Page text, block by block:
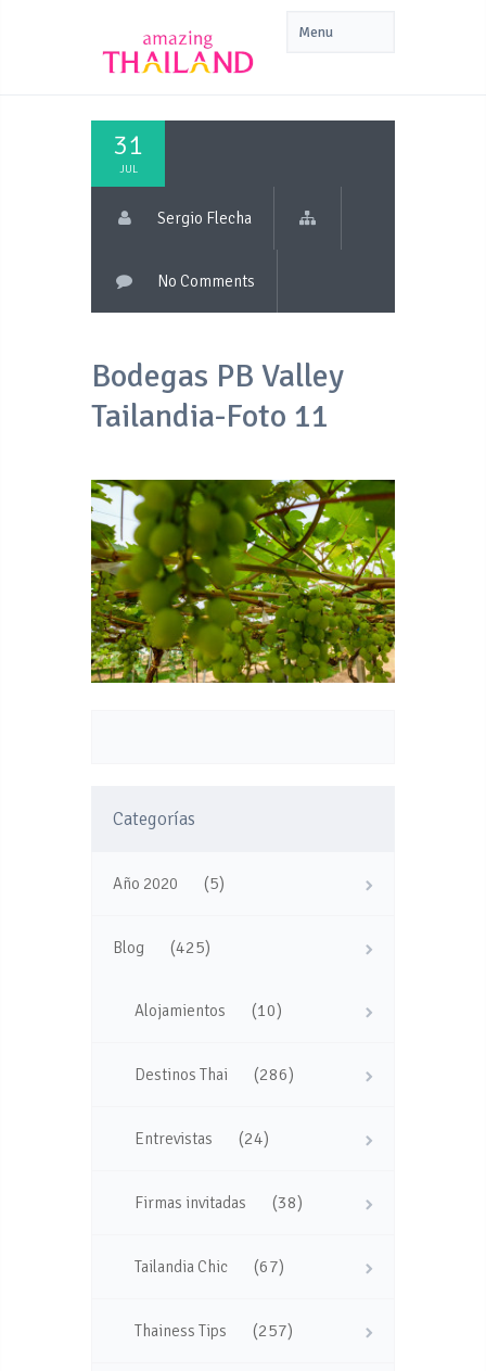
31
JUL
Sergio Flecha
No Comments
Bodegas PB Valley
Tailandia-Foto 11
Categorías
Año 2020 (5)
Blog (425)
Alojamientos (10)
Destinos Thai (286)
Entrevistas (24)
Firmas invitadas (38)
Tailandia Chic (67)
Thainess Tips (257)